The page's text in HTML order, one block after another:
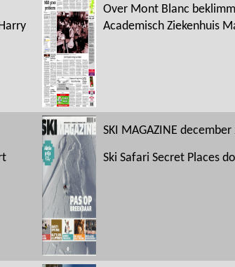
Over Mont Blanc
Academisch Ziekenhuis
SKI MAGAZINE december
Ski Safari Secret Places